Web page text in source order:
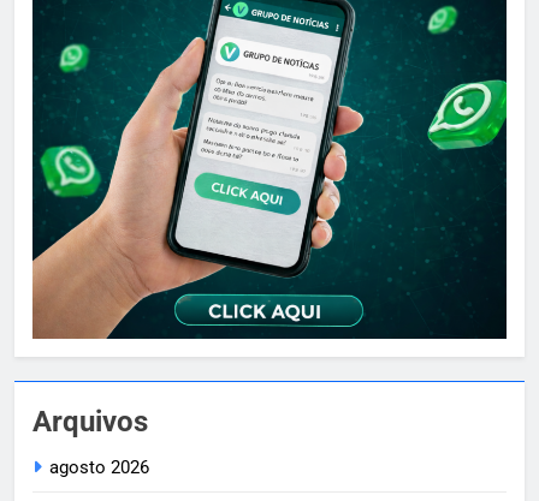
Arquivos
agosto 2026